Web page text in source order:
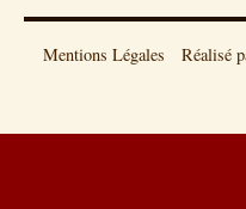
Mentions Légales Réalisé